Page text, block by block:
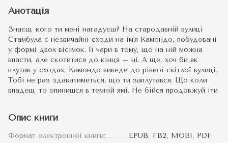
Анотація
Знаєш, кого ти мені нагадуєш? На стародавній вулиці
Стамбула є незвичайні сходи на ім'я Камондо, побудовані
у формі двох вісімок. Її чари в тому, що на ній можна
впасти, але скотитися до кінця – ні. А ще, хоч би як
плутав у сходах, Камондо виведе до рівної світлої вулиці.
Тобі не раз здаватиметься, що ти заплутався. Що коли
впадеш, то опинишся в темній ямі. Не бійся продовжуй іти
Опис книги
Формат електронної книги: EPUB, FB2, MOBI, PDF